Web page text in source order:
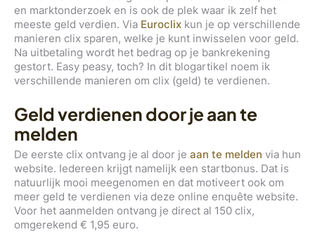
en marktonderzoek en is ook de plek waar ik zelf het
meeste geld verdien. Via Euroclix kun je op verschillende
manieren clix sparen, welke je kunt inwisselen voor geld.
Na uitbetaling wordt het bedrag op je bankrekening
gestort. Easy peasy, toch? In dit blogartikel noem ik
verschillende manieren om clix (geld) te verdienen.
Geld verdienen door je aan te
melden
De eerste clix ontvang je al door je aan te melden via hun
website. Iedereen krijgt namelijk een startbonus. Dat is
natuurlijk mooi meegenomen en dat motiveert ook om
meer geld te verdienen via deze online enquête website.
Voor het aanmelden ontvang je direct al 150 clix,
omgerekend € 1,95 euro.